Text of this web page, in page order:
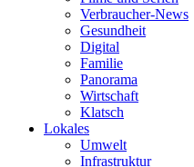
Verbraucher-News
Gesundheit
Digital
Familie
Panorama
Wirtschaft
Klatsch
Lokales
Umwelt
Infrastruktur